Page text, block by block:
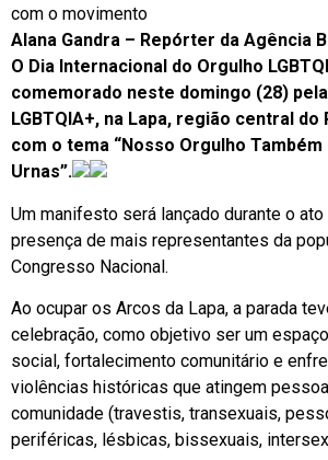
com o movimento
Alana Gandra – Repórter da Agência
O Dia Internacional do Orgulho
comemorado neste domingo (28)
LGBTQIA+, na Lapa, região central do
com o tema “Nosso Orgulho
Urnas”.
Um manifesto será lançado durante o
presença de mais representantes da
Congresso Nacional.
Ao ocupar os Arcos da Lapa, a parada
celebração, como objetivo ser um
social, fortalecimento comunitário e
violências históricas que atingem
comunidade (travestis, transexuais,
periféricas, lésbicas, bissexuais,